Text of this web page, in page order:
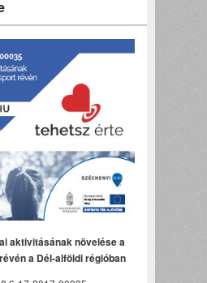
aktivitásának növelése a
a Dél-alföldi régióban